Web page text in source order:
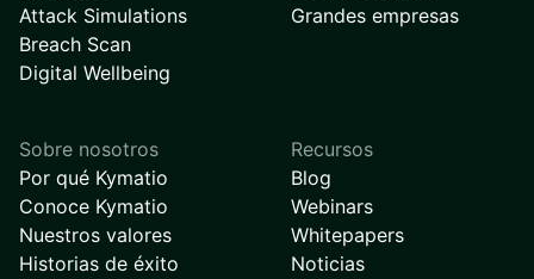
Attack Simulations
Breach Scan
Digital Wellbeing
Grandes empresas
Sobre nosotros
Por qué Kymatio
Conoce Kymatio
Nuestros valores
Historias de éxito
Recursos
Blog
Webinars
Whitepapers
Noticias